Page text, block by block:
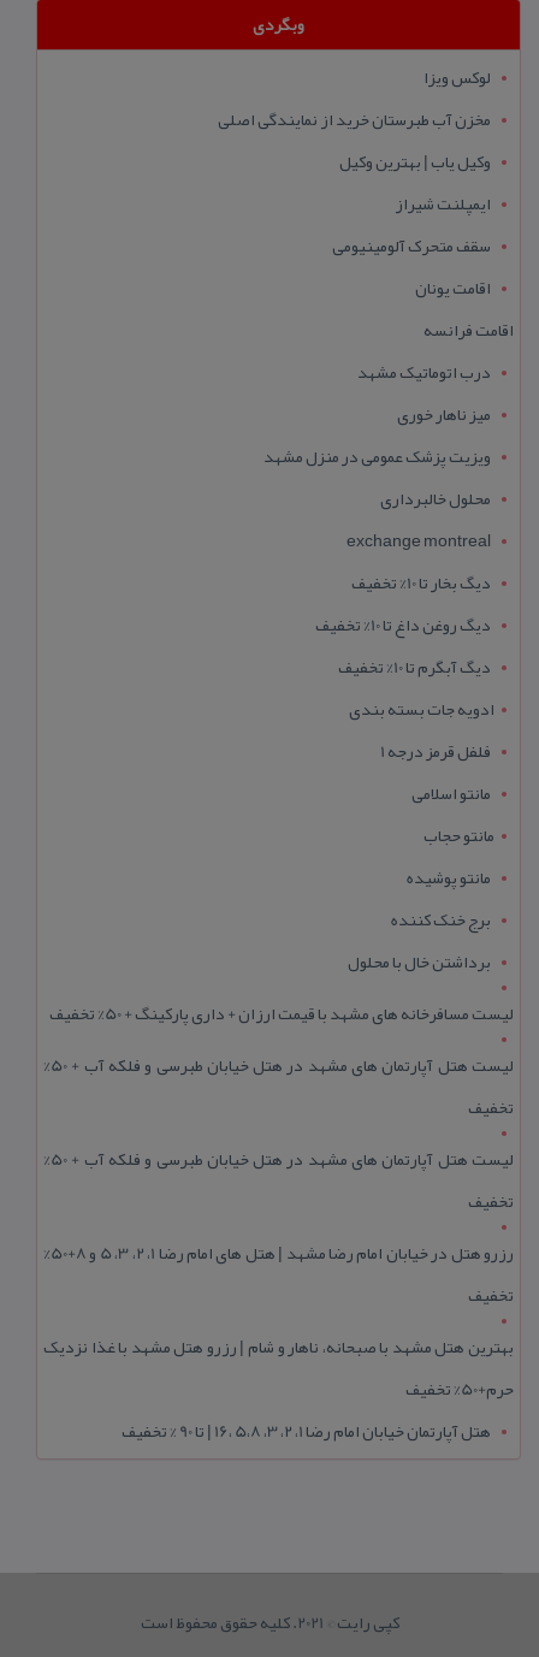
وبگردی
لوکس ویزا
مخزن آب طبرستان خرید از نمایندگی اصلی
وکیل یاب | بهترین وکیل
ایمپلنت شیراز
سقف متحرک آلومینیومی
اقامت یونان
اقامت فرانسه
درب اتوماتیک مشهد
میز ناهار خوری
ویزیت پزشک عمومی در منزل مشهد
محلول خالبرداری
exchange montreal
دیگ بخار تا 10% تخفیف
دیگ روغن داغ تا 10% تخفیف
دیگ آبگرم تا 10% تخفیف
ادویه جات بسته بندی
فلفل قرمز درجه 1
مانتو اسلامی
مانتو حجاب
مانتو پوشیده
برج خنک کننده
برداشتن خال با محلول
لیست مسافرخانه های مشهد با قیمت ارزان + داری پارکینگ + 50% تخفیف
لیست هتل آپارتمان های مشهد در هتل خیابان طبرسی و فلکه آب + 50%
تخفیف
لیست هتل آپارتمان های مشهد در هتل خیابان طبرسی و فلکه آب + 50%
تخفیف
رزرو هتل در خیابان امام رضا مشهد | هتل‌ های امام رضا 1، 2، 3، 5 و 8+50%
تخفیف
بهترین هتل مشهد با صبحانه، ناهار و شام | رزرو هتل مشهد با غذا نزدیک
حرم+50% تخفیف
هتل آپارتمان خیابان امام رضا 1، 2، 3، 5،8 ،16 | تا 90 % تخفیف
کپی رایت © 2021. کلیه حقوق محفوظ است